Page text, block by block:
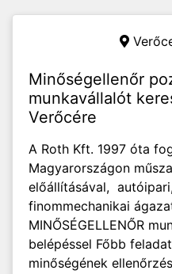
Minőségellenőr
munkavállalót
Verőcére
A Roth Kft. 1997 óta
Magyarországon
előállításával,
finommechanikai
MINŐSÉGELLENŐR
belépéssel Főbb
minőségének